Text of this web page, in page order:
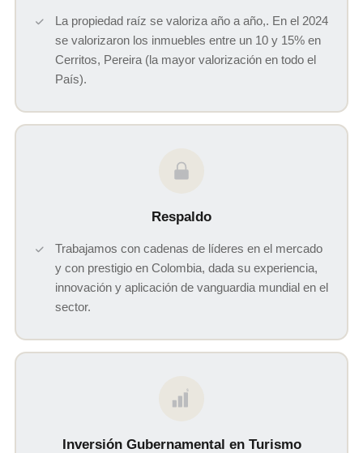
La propiedad raíz se valoriza año a año,. En el 2024
se valorizaron los inmuebles entre un 10 y 15% en
Cerritos, Pereira (la mayor valorización en todo el
País).
Respaldo
Trabajamos con cadenas de líderes en el mercado
y con prestigio en Colombia, dada su experiencia,
innovación y aplicación de vanguardia mundial en el
sector.
$
Inversión Gubernamental en Turismo